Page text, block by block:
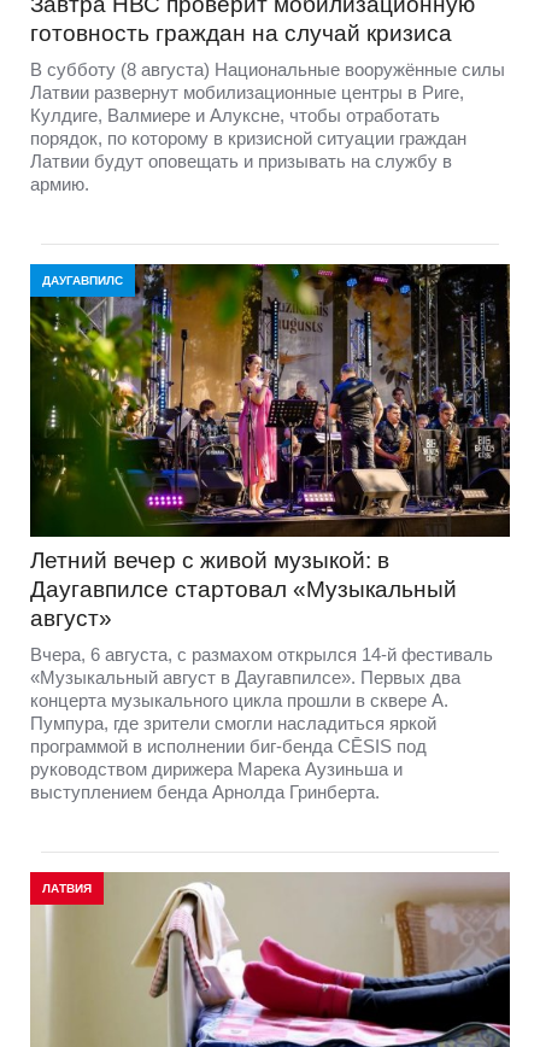
готовность граждан на случай кризиса
В субботу (8 августа) Национальные вооружённые силы
Латвии развернут мобилизационные центры в Риге,
Кулдиге, Валмиере и Алуксне, чтобы отработать
порядок, по которому в кризисной ситуации граждан
Латвии будут оповещать и призывать на службу в
армию.
ДАУГАВПИЛС
Летний вечер с живой музыкой: в
Даугавпилсе стартовал «Музыкальный
август»
Вчера, 6 августа, с размахом открылся 14-й фестиваль
«Музыкальный август в Даугавпилсе». Первых два
концерта музыкального цикла прошли в сквере А.
Пумпура, где зрители смогли насладиться яркой
программой в исполнении биг-бенда CĒSIS под
руководством дирижера Марека Аузиньша и
выступлением бенда Арнолда Гринберта.
ЛАТВИЯ